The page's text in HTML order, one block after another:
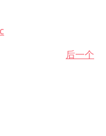
后一个